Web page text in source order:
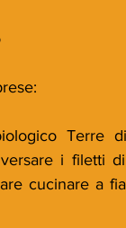
Terre
i filetti
cucinare a